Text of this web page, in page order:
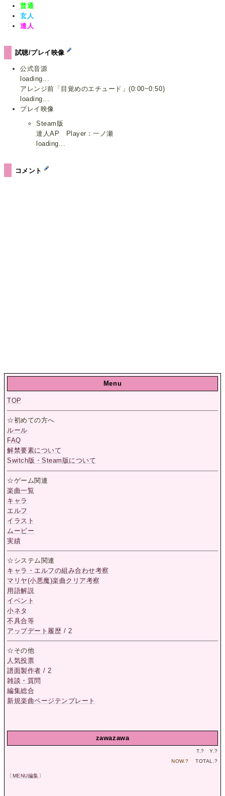
普通
玄人
達人
試聴/プレイ映像
公式音源
loading...
アレンジ前「目覚めのエチュード」(0:00~0:50)
loading...
プレイ映像
Steam版
達人AP Player：一ノ瀬
loading...
コメント
Menu
TOP
☆初めての方へ
ルール
FAQ
解禁要素について
Switch版・Steam版について
☆ゲーム関連
楽曲一覧
キャラ
エルフ
イラスト
ムービー
実績
☆システム関連
キャラ・エルフの組み合わせ考察
マリヤ(小悪魔)楽曲クリア考察
用語解説
イベント
小ネタ
不具合等
アップデート履歴 / 2
☆その他
人気投票
譜面製作者 /2
雑談・質問
編集総合
新規楽曲ページテンプレート
zawazawa
T.? Y.?
NOW.? TOTAL.?
〔MENU編集〕